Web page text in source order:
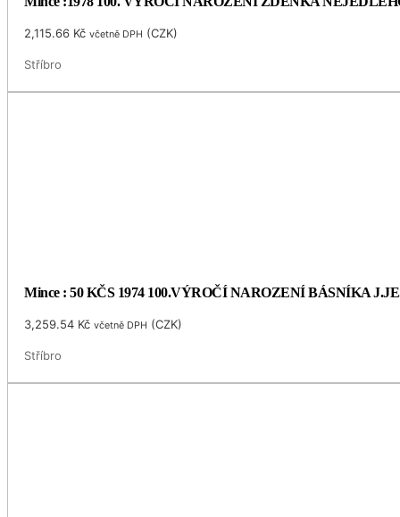
2,115.66 Kč včetně DPH (CZK)
Stříbro
Mince : 50 KČS 1974 100.VÝROČÍ NAROZENÍ BÁSNÍKA
3,259.54 Kč včetně DPH (CZK)
Stříbro